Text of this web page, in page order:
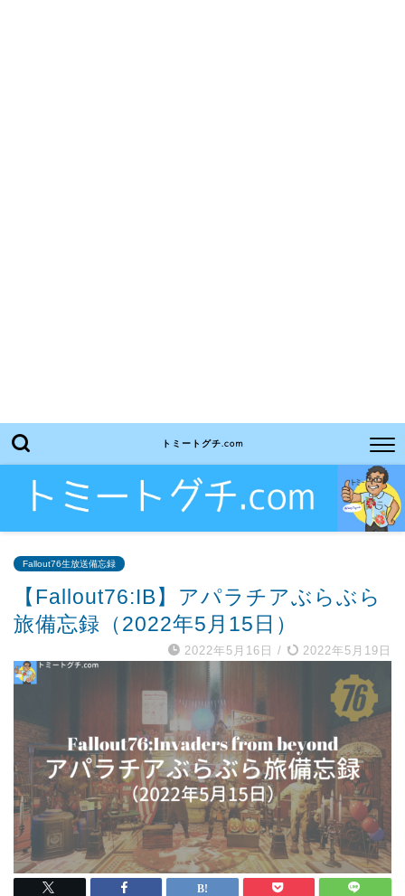
トミートグチ.com
Fallout76生放送備忘録
【Fallout76:IB】アパラチアぶらぶら
旅備忘録（2022年5月15日）
2022年5月16日 / 2022年5月19日